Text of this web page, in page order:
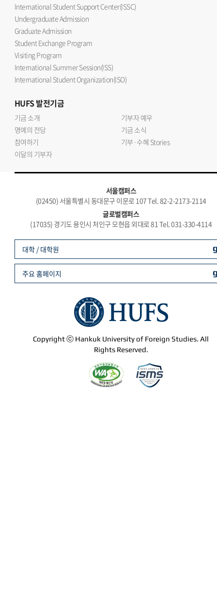
International Student Support Center(ISSC)
Undergraduate Admission
Graduate Admission
Student Exchange Program
Visiting Program
International Summer Session(ISS)
International Student Organization(ISO)
HUFS발전기금
기금 소개
기부자 예우
명예의 전당
기금 소식
참여하기
기부·수혜 Stories
이달의 기부자
서울캠퍼스
(02450) 서울특별시 동대문구 이문로 107 Tel. 82-2-2173-2114
글로벌캠퍼스
(17035) 경기도 용인시 처인구 모현읍 외대로 81 Tel. 031-330-4114
Copyright ⓒ Hankuk University of Foreign Studies. All
Rights Reserved.
대학 / 대학원
주요 홈페이지